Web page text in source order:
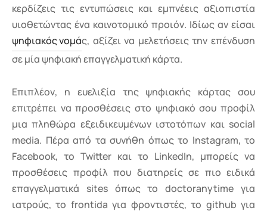
κερδίζεις τις εντυπώσεις και εμπνέεις αξιοπιστία
υιοθετώντας ένα καινοτομικό προιόν. Ιδίως αν είσαι
ψηφιακός νομάς, αξίζει να μελετήσεις την επένδυση
σε μία ψηφιακή επαγγελματική κάρτα.
Επιπλέον, η ευελιξία της ψηφιακής κάρτας σου
επιτρέπει να προσθέσεις στο ψηφιακό σου προφίλ
μια πληθώρα εξειδικευμένων ιστοτόπων και social
media. Πέρα από τα συνήθη όπως το Instagram, το
Facebook, το Twitter και το LinkedIn, μπορείς να
προσθέσεις προφίλ που διατηρείς σε πιο ειδικά
επαγγελματικά sites όπως το doctoranytime για
ιατρούς, το frontida για φροντιστές, το github για